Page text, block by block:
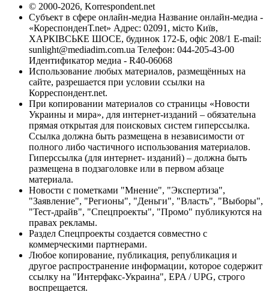
© 2000-2026, Korrespondent.net
Субъект в сфере онлайн-медиа Название онлайн-медиа -
«КореспонденТ.net» Адрес: 02091, місто Київ,
ХАРКІВСЬКЕ ШОСЕ, будинок 172-Б, офіс 208/1 E-mail:
sunlight@mediadim.com.ua Телефон: 044-205-43-00
Идентификатор медиа - R40-06068
Использование любых материалов, размещённых на
сайте, разрешается при условии ссылки на
Корреспондент.net.
При копировании материалов со страницы «Новости
Украины и мира», для интернет-изданий – обязательна
прямая открытая для поисковых систем гиперссылка.
Ссылка должна быть размещена в независимости от
полного либо частичного использования материалов.
Гиперссылка (для интернет- изданий) – должна быть
размещена в подзаголовке или в первом абзаце
материала.
Новости с пометками "Мнение", "Экспертиза",
"Заявление", "Регионы", "Деньги", "Власть", "Выборы",
"Тест-драйв", "Спецпроекты", "Промо" публикуются на
правах рекламы.
Раздел Спецпроекты создается совместно с
коммерческими партнерами.
Любое копирование, публикация, републикация и
другое распространение информации, которое содержит
ссылку на "Интерфакс-Украина", EPA / UPG, строго
воспрещается.